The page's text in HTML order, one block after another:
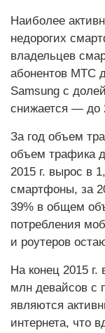
Наиболее
недорогих
владельцев
абонентов МТС
Samsung с
снижается — до
За год объем
объем трафика
2015 г. вырос в
смартфоны, за
39% в общем
потребления
и роутеров
На конец 2015 г.
млн девайсов с
являются
интернета, что